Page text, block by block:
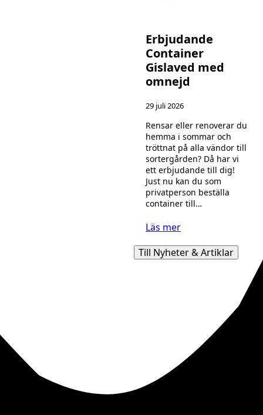
Erbjudande
Container
Gislaved med
omnejd
29 juli 2026
Rensar eller renoverar du
hemma i sommar och
tröttnat på alla vändor till
sortergården? Då har vi
ett erbjudande till dig!
Just nu kan du som
privatperson beställa
container till…
Läs mer
Till Nyheter & Artiklar